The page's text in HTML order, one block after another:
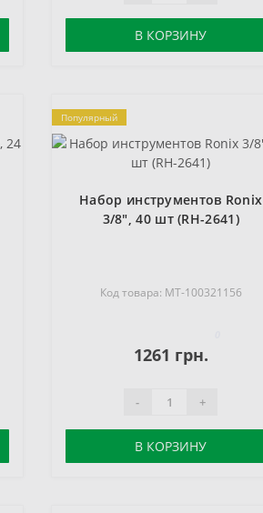
В КОРЗИНУ
Популярный
Набор инструментов Ronix
3/8", 40 шт (RH-2641)
Код товара: MT-100321156
1261 грн.
- +
В КОРЗИНУ